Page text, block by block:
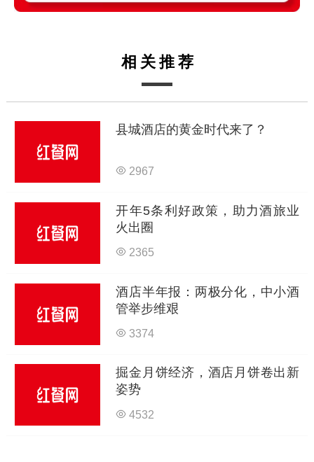
相关推荐
县城酒店的黄金时代来了？
2967
开年5条利好政策，助力酒旅业
火出圈
2365
酒店半年报：两极分化，中小酒
管举步维艰
3374
掘金月饼经济，酒店月饼卷出新
姿势
4532